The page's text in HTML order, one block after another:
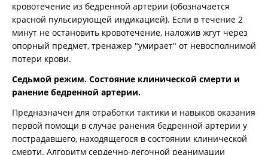
кровотечение из бедренной артерии (обозначается
красной пульсирующей индикацией). Если в течение 2
минут не остановить кровотечение, наложив жгут через
опорный предмет, тренажер "умирает" от невосполнимой
потери крови.
Седьмой режим. Состояние клинической смерти и
ранение бедренной артерии.
Предназначен для отработки тактики и навыков оказания
первой помощи в случае ранения бедренной артерии у
пострадавшего, находящегося в состоянии клинической
смерти. Алгоритм сердечно-легочной реанимации